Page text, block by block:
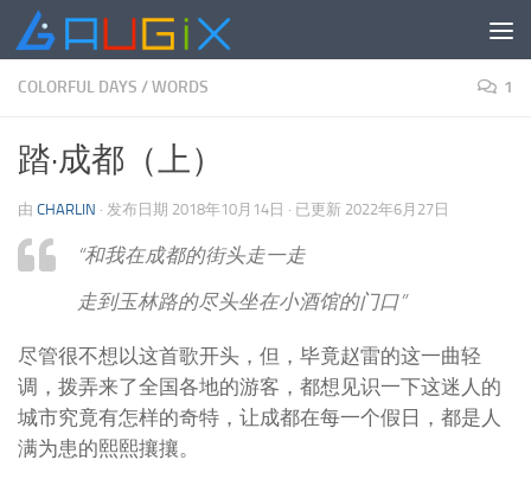
跳至内容
COLORFUL DAYS /WORDS 1
踏·成都（上）
由 CHARLIN · 发布日期 2018年10月14日 · 已更新 2022年6月27日
“和我在成都的街头走一走
走到玉林路的尽头坐在小酒馆的门口”
尽管很不想以这首歌开头，但，毕竟赵雷的这一曲轻
调，拨弄来了全国各地的游客，都想见识一下这迷人的
城市究竟有怎样的奇特，让成都在每一个假日，都是人
满为患的熙熙攘攘。